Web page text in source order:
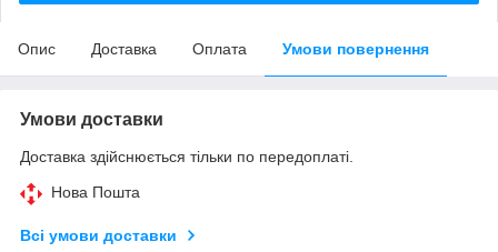
Опис Доставка Оплата Умови повернення
Умови доставки
Доставка здійснюється тільки по передоплаті.
Нова Пошта
Всі умови доставки